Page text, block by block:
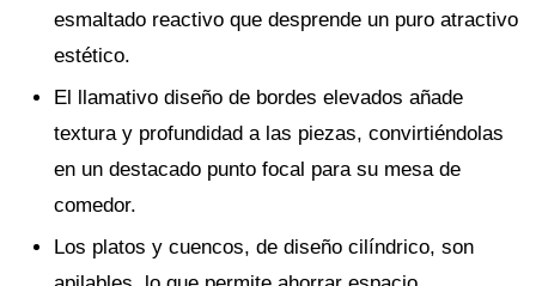
esmaltado reactivo que desprende un puro atractivo
estético.
El llamativo diseño de bordes elevados añade
textura y profundidad a las piezas, convirtiéndolas
en un destacado punto focal para su mesa de
comedor.
Los platos y cuencos, de diseño cilíndrico, son